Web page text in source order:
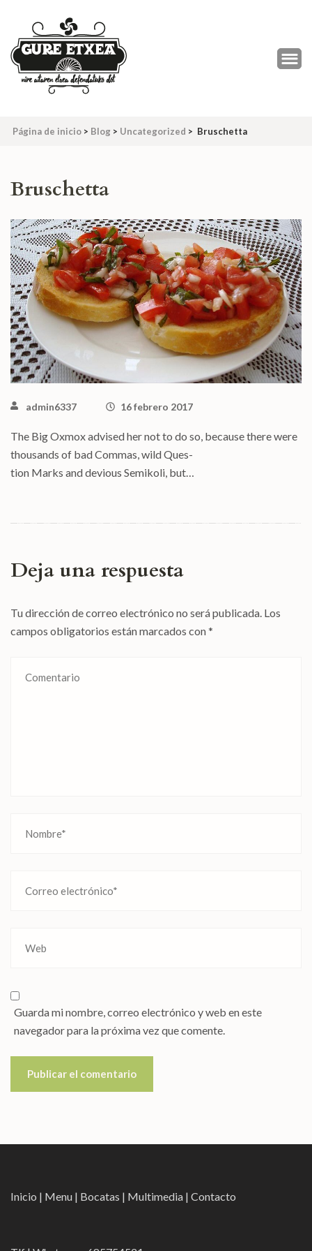
contenido
(presiona
Página de inicio > Blog > Uncategorized > Bruschetta
Bruschetta
admin6337 16 febrero 2017
The Big Oxmox advised her not to do so, because there were
thousands of bad Commas, wild Ques-
tion Marks and devious Semikoli, but…
Deja una respuesta
Tu dirección de correo electrónico no será publicada. Los
campos obligatorios están marcados con*
Guarda mi nombre, correo electrónico y web en este
navegador para la próxima vez que comente.
Inicio | Menu | Bocatas | Multimedia | Contacto